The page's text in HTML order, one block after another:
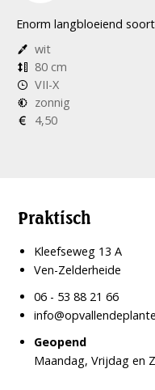
Enorm langbloeiend
wit
80 cm
VII-X
zonnig
4,50
Praktisch
Kleefseweg 13 A
Ven-Zelderheide
06 - 53 88 21 66
Geopend
Maandag, Vrijdag en